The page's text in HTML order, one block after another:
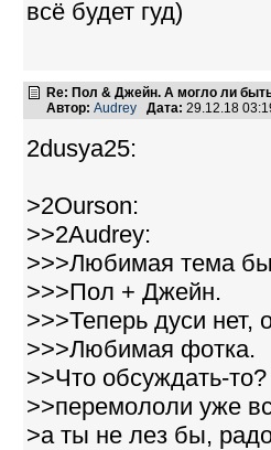
всё будет гуд)
Re: Пол & Джейн. А могло ли
Автор: Audrey Дата: 29.12.18
2dusya25:
>2Ourson:
>>2Audrey:
>>>Любимая тема
>>>Пол + Джейн.
>>>Теперь дуси нет,
>>>Любимая фотка.
>>Что обсуждать-
>>перемололи уже
>а ты не лез бы,